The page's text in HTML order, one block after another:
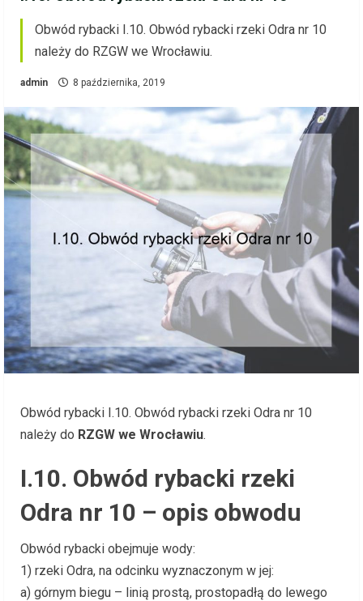
Obwód rybacki I.10. Obwód rybacki rzeki Odra nr 10
należy do RZGW we Wrocławiu.
admin 8 października, 2019
Obwód rybacki I.10. Obwód rybacki rzeki Odra nr 10
należy do RZGW we Wrocławiu.
I.10. Obwód rybacki rzeki
Odra nr 10 – opis obwodu
Obwód rybacki obejmuje wody:
1) rzeki Odra, na odcinku wyznaczonym w jej:
a) górnym biegu – linią prostą, prostopadłą do lewego